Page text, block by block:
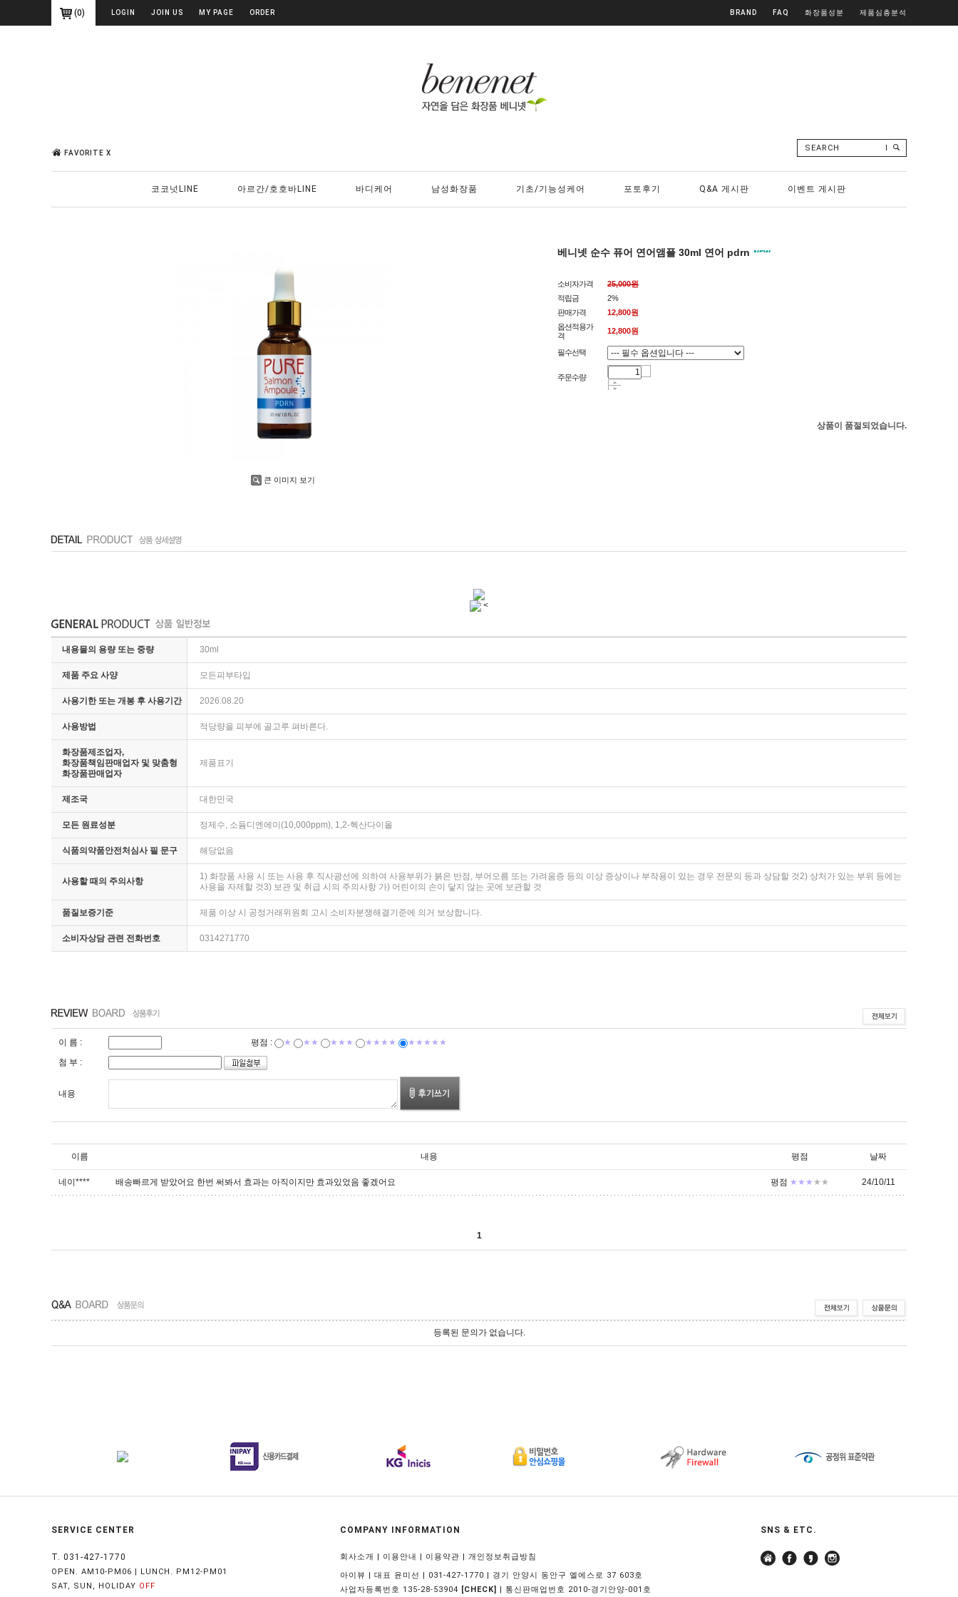
(0) LOGIN JOIN US MY PAGE ORDER BRAND FAQ 화장품성분 제품심층분석
FAVORITE X
SEARCH
코코넛LINE 아르간/호호바LINE 바디케어 남성화장품 기초/기능성케어 포토후기 Q&A 게시판 이벤트 게시판
큰 이미지 보기
베니넷 순수 퓨어 연어앰플 30ml 연어 pdrn
소비자가격
25,000원
적립금
2%
판매가격
12,800원
옵션적용가
격
12,800원
필수선택
주문수량
상품이 품절되었습니다.
<
내용물의 용량 또는 중량 30ml
제품 주요 사양 모든피부타입
사용기한 또는 개봉 후 사용기간 2026.08.20
사용방법 적당량을 피부에 골고루 펴바른다.
화장품제조업자,
화장품책임판매업자 및 맞춤형
화장품판매업자
제품표기
제조국 대한민국
모든 원료성분 정제수, 소듐디엔에이(10,000ppm), 1,2-헥산다이올
식품의약품안전처심사 필 문구 해당없음
사용할 때의 주의사항
1) 화장품 사용 시 또는 사용 후 직사광선에 의하여 사용부위가 붉은 반점, 부어오름 또는 가려움증 등의 이상 증상이나 부작용이 있는 경우 전문의 등과 상담할 것2) 상처가 있는 부위 등에는
사용을 자제할 것3) 보관 및 취급 시의 주의사항 가) 어린이의 손이 닿지 않는 곳에 보관할 것
품질보증기준 제품 이상 시 공정거래위원회 고시 소비자분쟁해결기준에 의거 보상합니다.
소비자상담 관련 전화번호 0314271770
이 름 : 평점 : ★ ★★ ★★★ ★★★★
★★★★★
첨 부 :
내용
이름 내용 평점 날짜
네이**** 배송빠르게 받았어요 한번 써봐서 효과는 아직이지만 효과있었음 좋겠어요 평점 ★★★ ★★ 24/10/11
1
등록된 문의가 없습니다.
SERVICE CENTER
T. 031-427-1770
OPEN. AM10-PM06 | LUNCH. PM12-PM01
SAT, SUN, HOLIDAY OFF
COMPANY INFORMATION
회사소개 이용안내 이용약관
개인정보취급방침
아이뷰 | 대표 윤미선 | 031-427-1770 | 경기 안양시 동안구 엘에스로 37 603호
사업자등록번호 135-28-53904
[CHECK] | 통신판매업번호 2010-경기안양-001호
SNS & ETC.